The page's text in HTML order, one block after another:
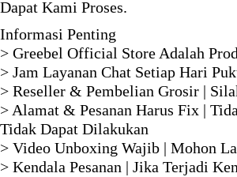
Dapat Kami Proses.
Informasi Penting
> Greebel Official Store Adalah
> Jam Layanan Chat Setiap Hari
> Reseller & Pembelian Grosir |
> Alamat & Pesanan Harus Fix |
Tidak Dapat Dilakukan
> Video Unboxing Wajib | Mohon
> Kendala Pesanan | Jika Terjadi